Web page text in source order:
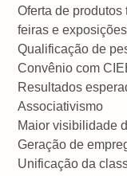
Oferta de
feiras e exposições
Qualificação de
Convênio com
Resultados
Associativismo
Maior visibilidade
Geração de
Unificação da